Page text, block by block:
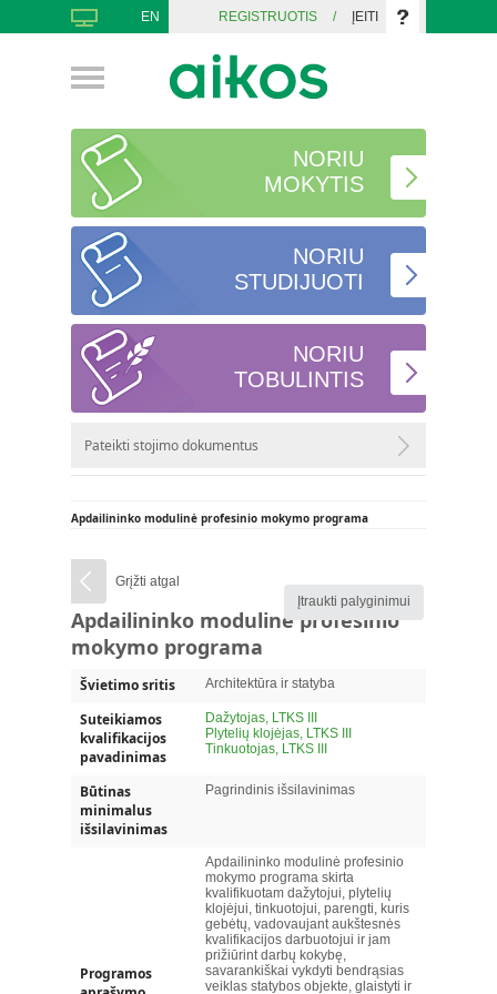
EN REGISTRUOTIS / ĮEITI
NORIU
MOKYTIS
NORIU
STUDIJUOTI
NORIU
TOBULINTIS
Pateikti stojimo dokumentus
Apdailininko modulinė profesinio mokymo programa
Grįžti atgal
Įtraukti palyginimui
Apdailininko modulinė profesinio
mokymo programa
Švietimo sritis Architektūra ir statyba
Suteikiamos
kvalifikacijos
pavadinimas
Dažytojas, LTKS III
Plytelių klojėjas, LTKS III
Tinkuotojas, LTKS III
Būtinas
minimalus
išsilavinimas
Pagrindinis išsilavinimas
Programos
Apdailininko modulinė profesinio
mokymo programa skirta
kvalifikuotam dažytojui, plytelių
klojėjui, tinkuotojui, parengti, kuris
gebėtų, vadovaujant aukštesnės
kvalifikacijos darbuotojui ir jam
prižiūrint darbų kokybę,
savarankiškai vykdyti bendrąsias
veiklas statybos objekte, glaistyti ir